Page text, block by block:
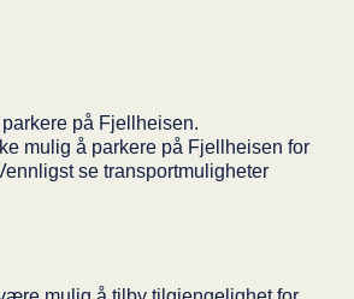
på Fjellheisen.
mulig å parkere på Fjellheisen for
se transportmuligheter